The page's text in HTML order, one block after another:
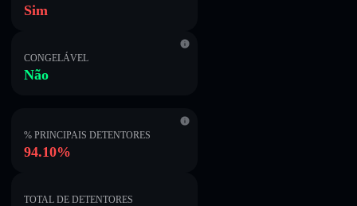
Sim
CONGELÁVEL
Não
% PRINCIPAIS DETENTORES
94.10%
TOTAL DE DETENTORES